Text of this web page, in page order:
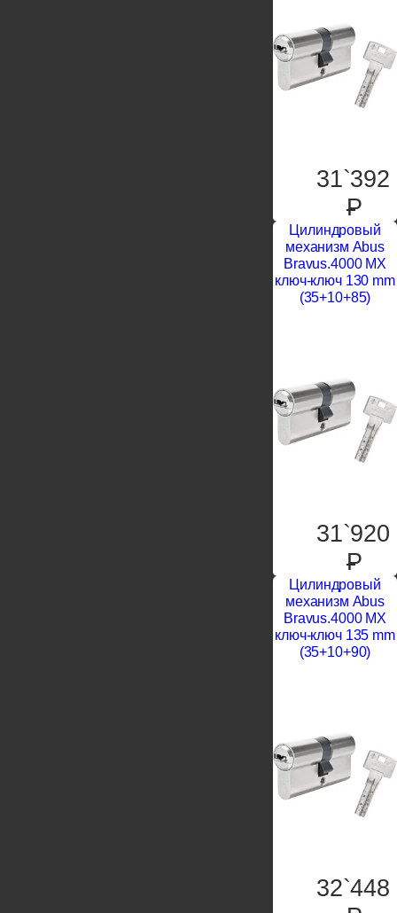
31`392
P
Цилиндровый
механизм Abus
Bravus.4000 MX
ключ-ключ 130 mm
(35+10+85)
31`920
P
Цилиндровый
механизм Abus
Bravus.4000 MX
ключ-ключ 135 mm
(35+10+90)
32`448